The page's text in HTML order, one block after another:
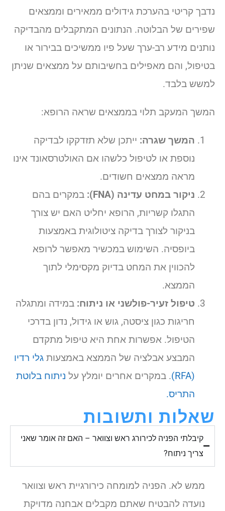
נדבך קריטי בהערכת גידולים ממאירים וממצאים
שפירים של הבלוטה. הנתונים המתקבלים מהבדיקה
נותנים מידע רב-ערך שעל פיו ממשיכים בבירור או
בטיפול, והם מאפילים בחשיבותם על ממצאים שניתן
למשש בלבד.
המשך המעקב תלוי בממצאים שראה הרופא:
המשך שגרה: ייתכן שלא תזדקקו לבדיקה
נוספת או לטיפול כלשהו אם האולטרסאונד אינו
מראה ממצאים חשודים.
ניקור במחט עדינה (FNA):
במקרים בהם
התגלו קשריות, הרופא יחליט האם יש צורך
בניקור לצורך בדיקה ציטולוגית באמצעות
ביופסיה. השימוש במכשיר מאפשר לרופא
להכווין את המחט בדיוק מקסימלי לתוך
הממצא.
טיפול זעיר-פולשני או ניתוח: במידה ומתגלה
חריגות כגון ציסטה, גוש או גידול, נדון בדרכי
הטיפול. אפשרות אחת היא טיפול מתקדם
המבצע אבלציה של הממצא באמצעות גלי רדיו
(RFA)
. במקרים אחרים יומלץ על ניתוח בלוטת
התריס.
שאלות ותשובות
קיבלתי הפניה לכירורג ראש וצוואר – האם זה אומר שאני
צריך ניתוח?
ממש לא. הפניה למומחה כירורגיית ראש וצוואר
נועדה להבטיח שאתם מקבלים אבחנה מדויקת